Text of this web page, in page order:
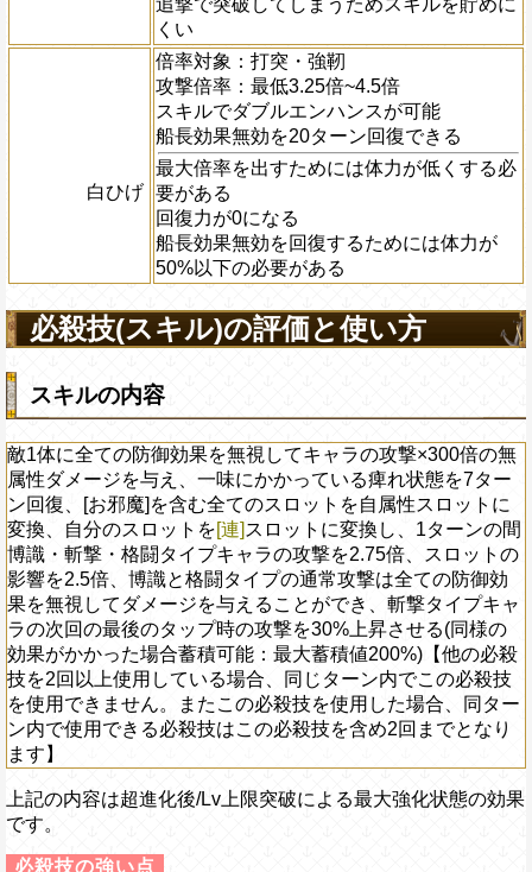
追撃で突破してしまうためスキルを貯めに
くい
白ひげ
倍率対象：打突・強靭
攻撃倍率：最低3.25倍~4.5倍
スキルでダブルエンハンスが可能
船長効果無効を20ターン回復できる
最大倍率を出すためには体力が低くする必
要がある
回復力が0になる
船長効果無効を回復するためには体力が
50%以下の必要がある
必殺技(スキル)の評価と使い方
スキルの内容
敵1体に全ての防御効果を無視してキャラの攻撃×300倍の無
属性ダメージを与え、一味にかかっている痺れ状態を7ター
ン回復、[お邪魔]を含む全てのスロットを自属性スロットに
変換、自分のスロットを[連] スロットに変換し、1ターンの間
博識・斬撃・格闘タイプキャラの攻撃を2.75倍、スロットの
影響を2.5倍、博識と格闘タイプの通常攻撃は全ての防御効
果を無視してダメージを与えることができ、斬撃タイプキャ
ラの次回の最後のタップ時の攻撃を30%上昇させる(同様の
効果がかかった場合蓄積可能：最大蓄積値200%)【他の必殺
技を2回以上使用している場合、同じターン内でこの必殺技
を使用できません。またこの必殺技を使用した場合、同ター
ン内で使用できる必殺技はこの必殺技を含め2回までとなり
ます】
上記の内容は超進化後/Lv上限突破による最大強化状態の効果
です。